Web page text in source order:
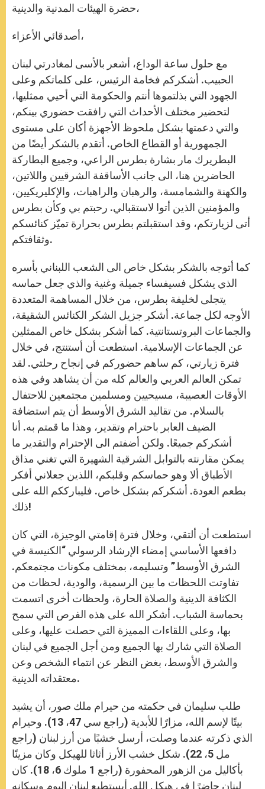
حضرة الهيئات المدنية والدينية،
أصدقائي الأعزاء،
مع حلول ساعة الوداع، أشعر بالأسى لمغادرتي لبنان
الحبيب. أشكركم فخامة الرئيس، على كلماتكم وعلى
الجهود التي بذلتموها أنتم والحكومة التي أحيي ممثليها،
لتحضير مختلف الأحداث التي رافقت حضوري بينكم،
والتي دعمتها بشكل ملحوظ الأجهزة أكان على مستوى
الجمهورية أو القطاع الخاص. أتقدم بالشكر أيضًا من
البطريرك مار بشارة بطرس الراعي، وجميع البطاركة
الحاضرين هنا، الى جانب الأساقفة الشرقيين واللاتين،
والكهنة والشمامسة، والرهبان والراهبات، والإكليريكيين،
والمؤمنين الذين أتوا لاستقبالي. رحبتم بي وكأن بطرس
أتى لزيارتكم، وقد استقبلتم بطرس بحرارة تميّز كنائسكم
وثقافتكم.
كما أتوجه بالشكر بشكل خاص الى الشعب اللبناني بأسره
الذي يشكل فسيفساء جميلة وغنية والذي جعل حماسه
يتجلى لخليفة بطرس، من خلال المساهمة المتعددة
الأوجه لكل جماعة. أشكر جزيل الشكر الكنائس الشقيقة،
والجماعات البروتستانتية. كما أشكر بشكل خاص الممثلين
عن الجماعات الإسلامية. استطعت أن أستنتج، في خلال
فترة زيارتي، كم ساهم حضوركم في إنجاح رحلتي. لقد
تمكن العالم العربي والعالم كله من أن يشاهد وفي هذه
الأوقات العصيبة، مسيحيين ومسلمين مجتمعين للاحتفال
بالسلام. من تقاليد الشرق الأوسط أن يتم استضافة
الضيف العابر باحترام وتقدير، وهذا ما قمتم به. أنا
أشكركم جميعًا. ولكن أضفتم الى الإحترام والتقدير ما
يمكن مقارنته بالتوابل الشرقية الشهيرة التي تغني مذاق
الأطباق ألا وهو حماسكم وقلبكم، اللذين جعلاني أفكر
بطعم العودة. أشكركم بشكل خاص. فليبارككم الله على
ذلك!
استطعت أن ألتقي، وخلال فترة إقامتي الوجيزة، التي كان
دافعها الأساسي إمضاء الإرشاد الرسولي “الكنيسة في
الشرق الأوسط” وتسليمه، بمختلف مكونات مجتمعكم.
تفاوتت اللحظات ما بين الرسمية، والودية، لحظات من
الكثافة الدينية والصلاة الحارة، ولحظات أخرى اتسمت
بحماسة الشباب. أشكر الله على هذه الفرص التي سمح
بها، وعلى اللقاءات المميزة التي حصلت عليها، وعلى
الصلاة التي شارك بها الجميع ومن أجل الجميع في لبنان
والشرق الأوسط، بغض النظر عن انتماء الشخص وعن
معتقداته الدينية.
طلب سليمان في حكمته من حيرام ملك صور، أن يشيد
بيتًا لإسم الله، مزارًا للأبدية (راجع سي 47، 13). وحيرام
الذي ذكرته عندما وصلت، أرسل خشبًا من أرز لبنان (راجع
مل 5، 22). شكل خشب الأرز أثاثا للهيكل وكان مزينًا
بأكاليل من الزهور المحفورة (راجع 1 ملوك 6، 18). كان
لبنان حاضرًا في هيكل الله. أيستطيع لبنان اليوم وسكانه